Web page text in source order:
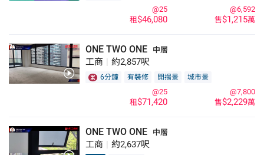
售$1,215萬
@6,592
租$46,080
@25
ONE TWO ONE 中層
工商 約2,857呎
6分鐘 有裝修 開揚景 城市景
售$2,229萬
@7,800
租$71,420
@25
ONE TWO ONE 中層
工商 約2,637呎